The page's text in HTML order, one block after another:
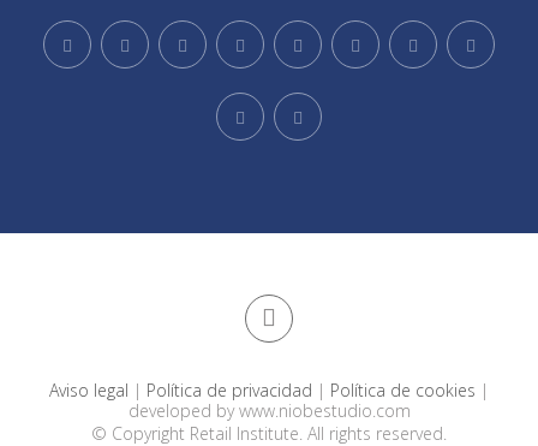
Aviso legal | Política de privacidad | Política de cookies |
developed bywww.niobestudio.com
© Copyright Retail Institute. All rights reserved.